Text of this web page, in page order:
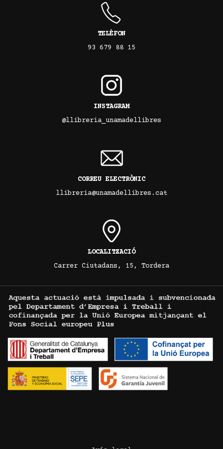
TELÈFON
93 679 88 15
INSTAGRAM
@llibreria_unamadellibres
CORREU ELECTRÒNIC
llibreria@unamadellibres.cat
LOCALITZACIÓ
Carrer Ciutadans, 15, Tordera